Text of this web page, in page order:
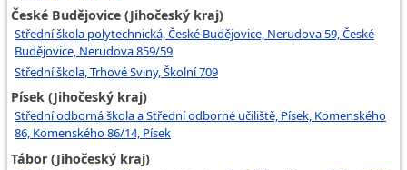
České Budějovice (Jihočeský kraj)
Střední škola polytechnická, České Budějovice, Nerudova 59, České
Budějovice, Nerudova 859/59
Střední škola, Trhové Sviny, Školní 709
Písek (Jihočeský kraj)
Střední odborná škola a Střední odborné učiliště, Písek, Komenského
86, Komenského 86/14, Písek
Tábor (Jihočeský kraj)